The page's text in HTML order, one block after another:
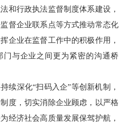
和行政执法监督制度体系建设，
督企业联系点等方式推动常态化
企业在监督工作中的积极作用，
门与企业之间更为紧密的沟通桥
深化“扫码入企”等创新机制，
度，切实消除企业顾虑，以严格
经济社会高质量发展保驾护航，